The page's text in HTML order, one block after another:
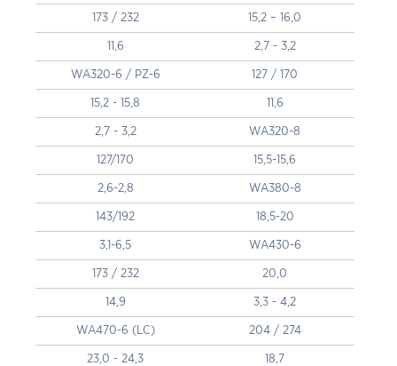
173 / 232 15,2 – 16,0
11,6 2,7 - 3,2
WA320-6 / PZ-6 127 / 170
15,2 - 15,8 11,6
2,7 - 3,2 WA320-8
127/170 15,5-15,6
2,6-2,8 WA380-8
143/192 18,5-20
3,1-6,5 WA430-6
173 / 232 20,0
14,9 3,3 - 4,2
WA470-6 (LC) 204 / 274
23,0 - 24,3 18,7